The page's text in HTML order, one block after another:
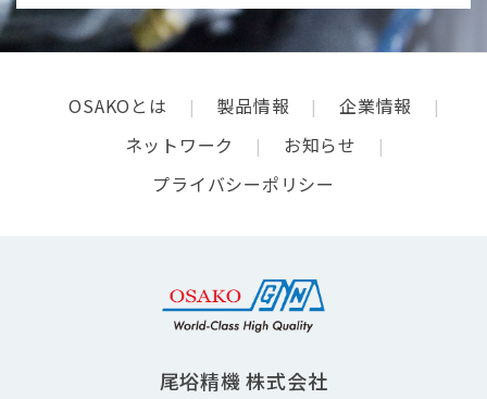
OSAKOとは 製品情報
企業情報
ネットワーク
お知らせ
プライバシーポリシー
尾﨏精機 株式会社